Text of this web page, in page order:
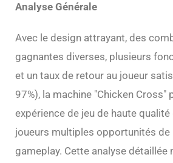
Analyse Générale
Avec le design attrayant, des
gagnantes diverses, plusieurs
et un taux de retour au joueur
97%), la machine "Chicken Cross"
expérience de jeu de haute
joueurs multiples opportunités
gameplay. Cette analyse détaillée